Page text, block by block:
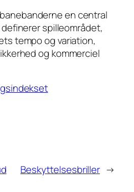
en central
definerer spilleområdet,
tempo og variation,
og kommerciel
Beskyttelsesbriller →